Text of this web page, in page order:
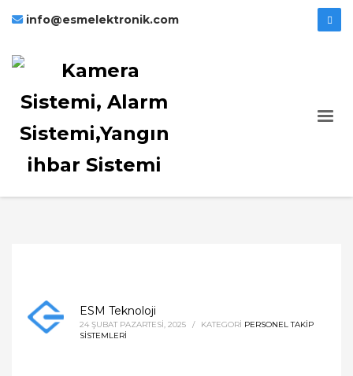
info@esmelektronik.com
ESM Teknoloji
24 ŞUBAT PAZARTESI, 2025 / KATEGORI PERSONEL TAKIP
SISTEMLERI